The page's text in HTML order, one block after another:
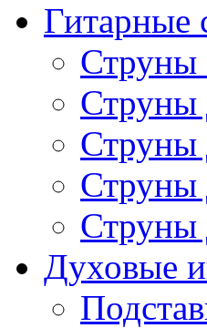
Гитарные
Струны
Струны
Струны
Струны
Струны
Духовые